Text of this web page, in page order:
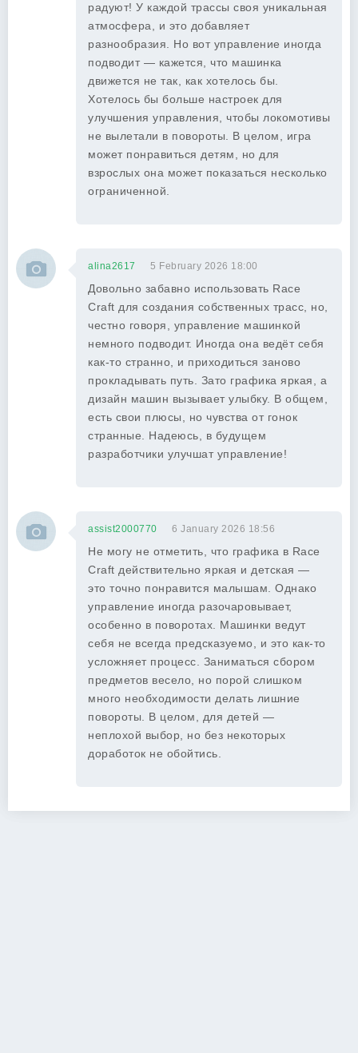
радуют! У каждой трассы своя уникальная
атмосфера, и это добавляет
разнообразия. Но вот управление иногда
подводит — кажется, что машинка
движется не так, как хотелось бы.
Хотелось бы больше настроек для
улучшения управления, чтобы локомотивы
не вылетали в повороты. В целом, игра
может понравиться детям, но для
взрослых она может показаться несколько
ограниченной.
alina2617 5 February 2026 18:00
Довольно забавно использовать Race
Craft для создания собственных трасс, но,
честно говоря, управление машинкой
немного подводит. Иногда она ведёт себя
как-то странно, и приходиться заново
прокладывать путь. Зато графика яркая, а
дизайн машин вызывает улыбку. В общем,
есть свои плюсы, но чувства от гонок
странные. Надеюсь, в будущем
разработчики улучшат управление!
assist2000770 6 January 2026 18:56
Не могу не отметить, что графика в Race
Craft действительно яркая и детская —
это точно понравится малышам. Однако
управление иногда разочаровывает,
особенно в поворотах. Машинки ведут
себя не всегда предсказуемо, и это как-то
усложняет процесс. Заниматься сбором
предметов весело, но порой слишком
много необходимости делать лишние
повороты. В целом, для детей —
неплохой выбор, но без некоторых
доработок не обойтись.